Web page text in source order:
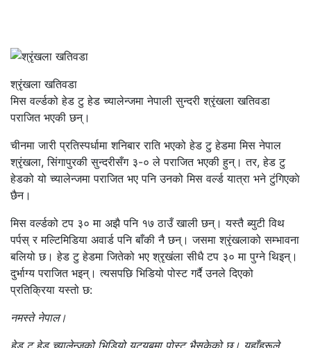
श्रृंखला खतिवडा
मिस वर्ल्डको हेड टु हेड च्यालेन्जमा नेपाली सुन्दरी श्रृंखला खतिवडा
पराजित भएकी छन्।
चीनमा जारी प्रतिस्पर्धामा शनिबार राति भएको हेड टु हेडमा मिस नेपाल
श्रृंखला, सिंगापुरकी सुन्दरीसँग ३-० ले पराजित भएकी हुन्। तर, हेड टु
हेडको यो च्यालेन्जमा पराजित भए पनि उनको मिस वर्ल्ड यात्रा भने टुंगिएकाे
छैन।
मिस वर्ल्डको टप ३० मा अझै पनि १७ ठाउँ खाली छन्। यस्तै ब्युटी विथ
पर्पस् र मल्टिमिडिया अवार्ड पनि बाँकी नै छन्। जसमा श्रृंखलाको सम्भावना
बलियो छ। हेड टु हेडमा जितेको भए श्रृखंला सीधै टप ३० मा पुग्ने थिइन्।
दुर्भाग्य पराजित भइन्। त्यसपछि भिडियो पोस्ट गर्दै उनले दिएको
प्रतिक्रिया यस्तो छ:
नमस्ते नेपाल।